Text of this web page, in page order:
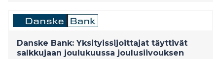
Danske Bank: Yksityissijoittajat täyttivät
salkkujaan joulukuussa joulusiivouksen